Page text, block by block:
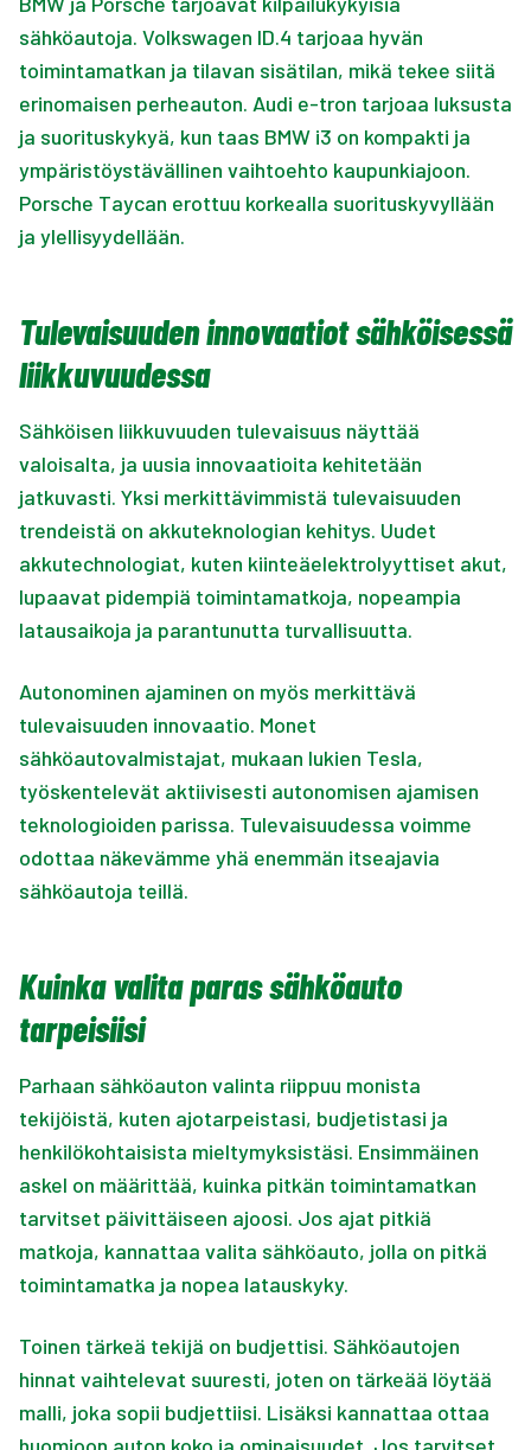
sähköautoja. Volkswagen ID.4 tarjoaa hyvän
toimintamatkan ja tilavan sisätilan, mikä tekee siitä
erinomaisen perheauton. Audi e-tron tarjoaa luksusta
ja suorituskykyä, kun taas BMW i3 on kompakti ja
ympäristöystävällinen vaihtoehto kaupunkiajoon.
Porsche Taycan erottuu korkealla suorituskyvyllään
ja ylellisyydellään.
Tulevaisuuden innovaatiot sähköisessä
liikkuvuudessa
Sähköisen liikkuvuuden tulevaisuus näyttää
valoisalta, ja uusia innovaatioita kehitetään
jatkuvasti. Yksi merkittävimmistä tulevaisuuden
trendeistä on akkuteknologian kehitys. Uudet
akkutechnologiat, kuten kiinteäelektrolyyttiset akut,
lupaavat pidempiä toimintamatkoja, nopeampia
latausaikoja ja parantunutta turvallisuutta.
Autonominen ajaminen on myös merkittävä
tulevaisuuden innovaatio. Monet
sähköautovalmistajat, mukaan lukien Tesla,
työskentelevät aktiivisesti autonomisen ajamisen
teknologioiden parissa. Tulevaisuudessa voimme
odottaa näkevämme yhä enemmän itseajavia
sähköautoja teillä.
Kuinka valita paras sähköauto
tarpeisiisi
Parhaan sähköauton valinta riippuu monista
tekijöistä, kuten ajotarpeistasi, budjetistasi ja
henkilökohtaisista mieltymyksistäsi. Ensimmäinen
askel on määrittää, kuinka pitkän toimintamatkan
tarvitset päivittäiseen ajoosi. Jos ajat pitkiä
matkoja, kannattaa valita sähköauto, jolla on pitkä
toimintamatka ja nopea latauskyky.
Toinen tärkeä tekijä on budjettisi. Sähköautojen
hinnat vaihtelevat suuresti, joten on tärkeää löytää
malli, joka sopii budjettiisi. Lisäksi kannattaa ottaa